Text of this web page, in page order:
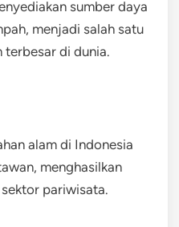
sumber daya
menjadi salah satu
terbesar di dunia.
alam di Indonesia
menghasilkan
pariwisata.